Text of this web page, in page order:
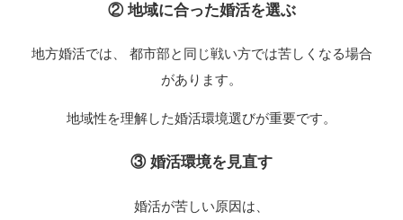
② 地域に合った婚活を選ぶ
地方婚活では、 都市部と同じ戦い方では苦しくなる場合
があります。
地域性を理解した婚活環境選びが重要です。
③ 婚活環境を見直す
婚活が苦しい原因は、